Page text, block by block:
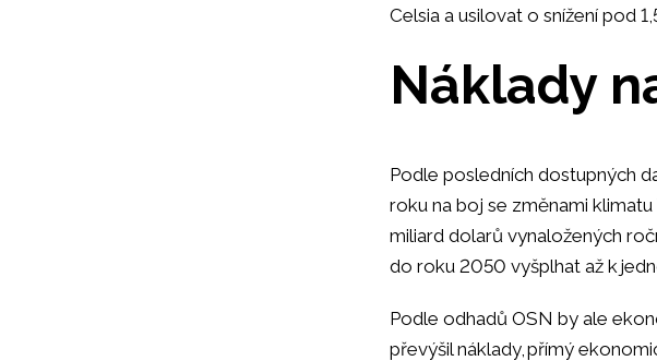
Celsia a usilovat o snížení pod
Náklady
Podle posledních dostupných
roku na boj se změnami
miliard dolarů vynaložených
do roku 2050 vyšplhat až k
Podle odhadů OSN by ale
převýšil náklady, přímý